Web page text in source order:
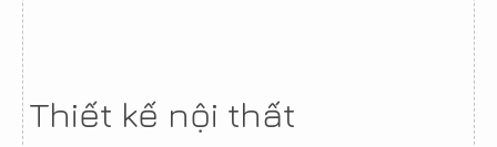
Thiết kế nội thất